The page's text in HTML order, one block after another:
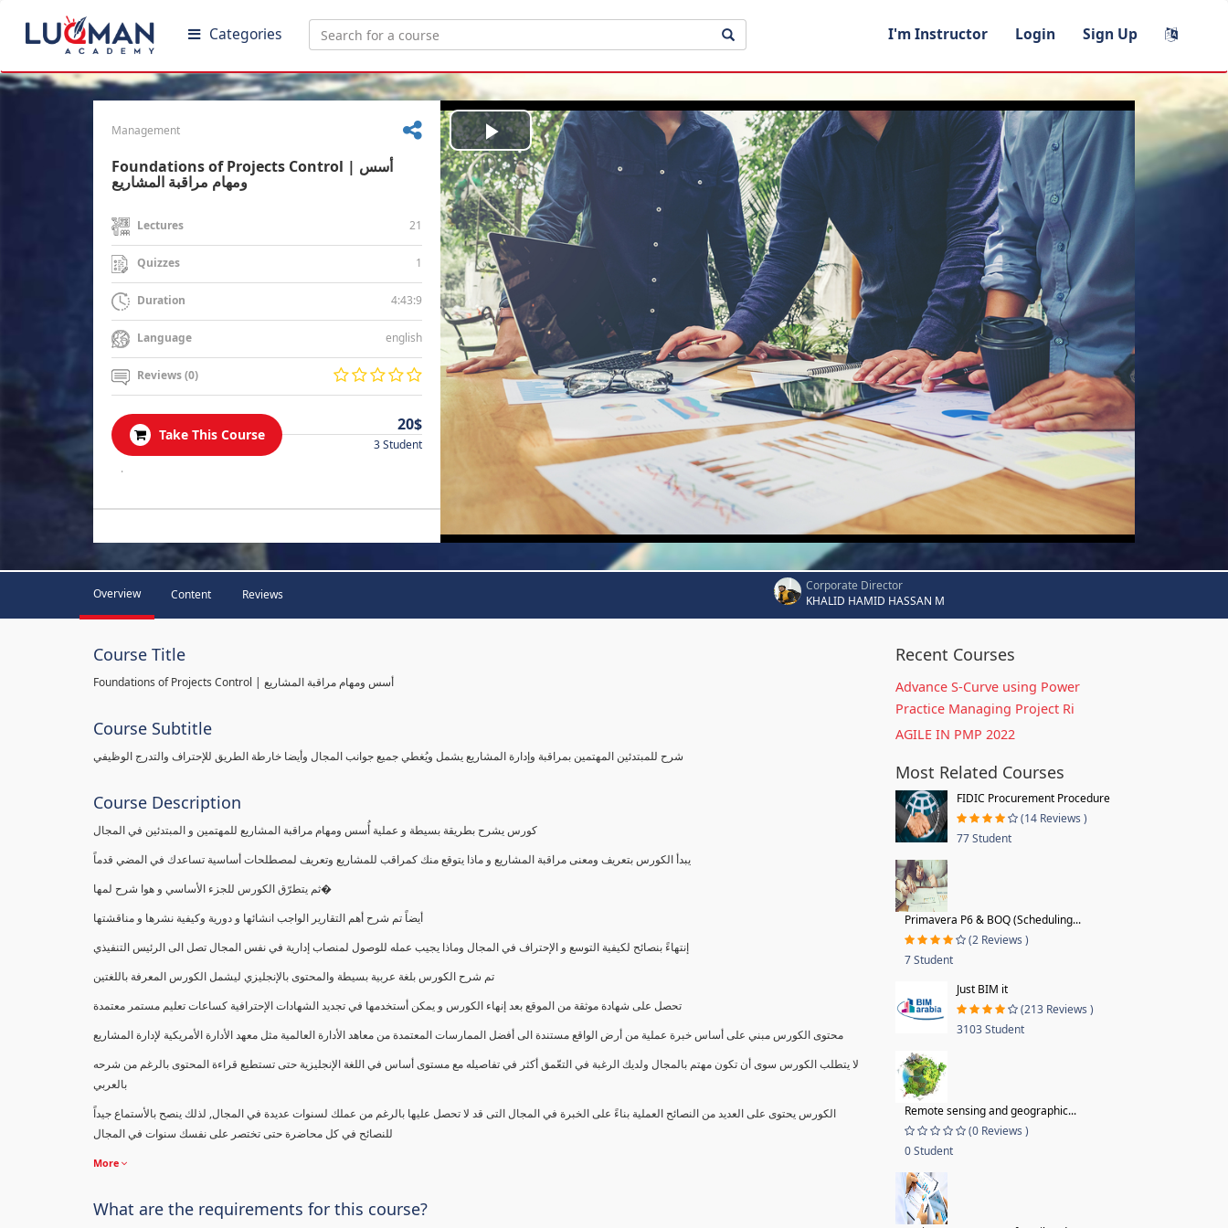
Categories I'm Instructor Login Sign Up
Management
Foundations of Projects Control | أسس
ومهام مراقبة المشاريع
Lectures 21
Quizzes 1
Duration 4:43:9
Language english
Reviews (0)
Take This Course
20$
3 Student
.
Play
Video
Overview Content Reviews
Corporate Director
KHALID HAMID HASSAN M
Course Title
Foundations of Projects Control | أسس ومهام مراقبة المشاريع
Course Subtitle
شرح للمبتدئين المهتمين بمراقبة وإدارة المشاريع يشمل ويُغطي جميع جوانب المجال وأيضا خارطة الطريق للإحتراف والتدرج الوظيفي
Course Description
كورس يشرح بطريقة بسيطة و عملية أُسس ومهام مراقبة المشاريع للمهتمين و المبتدئين في المجال
يبدأ الكورس بتعريف ومعنى مراقبة المشاريع و ماذا يتوقع منك كمراقب للمشاريع وتعريف لمصطلحات أساسية تساعدك في المضي قدماً
ثم يتطرّق الكورس للجزء الأساسي و هوا شرح لمها�
أيضاً تم شرح أهم التقارير الواجب انشائها و دورية وكيفية نشرها و مناقشتها
إنتهاءً بنصائح لكيفية التوسع و الإحتراف في المجال وماذا يجيب عمله للوصول لمنصاب إدارية في نفس المجال تصل الى الرئيس التنفيذي
تم شرح الكورس بلغة عربية بسيطة والمحتوى بالإنجليزي ليشمل الكورس المعرفة باللغتين
تحصل على شهادة موثقة من الموقع بعد إنهاء الكورس و يمكن أستخدمها في تجديد الشهادات الإحترافية كساعات تعليم مستمر معتمدة
محتوى الكورس مبني على أساس خبرة عملية من أرض الواقع مستندة الى أفضل الممارسات المعتمدة من معاهد الأدارة العالمية مثل معهد الأدارة الأمريكية لإدارة المشاريع
لا يتطلب الكورس سوى أن تكون مهتم بالمجال ولديك الرغبة في التعّمق أكثر في تفاصيله مع مستوى أساس في اللغة الإنجليزية حتى تستطيع قراءة المحتوى بالرغم من شرحه
بالعربي
الكورس يحتوى على العديد من النصائح العملية بناءً على الخبرة في المجال التى قد لا تحصل عليها بالرغم من عملك لسنوات عديدة في المجال, لذلك ينصح بالأستماع جيداً
للنصائح في كل محاضرة حتى تختصر على نفسك سنوات في المجال
More
What are the requirements for this course?
Recent Courses
Advance S-Curve using Power
Practice Managing Project Ri
AGILE IN PMP 2022
Most Related Courses
FIDIC Procurement Procedure
(14 Reviews )
77 Student
Primavera P6 & BOQ (Scheduling...
(2 Reviews )
7 Student
Just BIM it
(213 Reviews )
3103 Student
Remote sensing and geographic...
(0 Reviews )
0 Student